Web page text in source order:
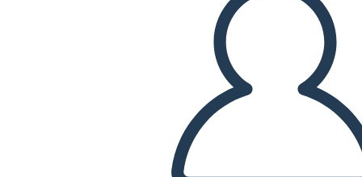
ESITA SLAIDIESITLUST
LOE MULLE